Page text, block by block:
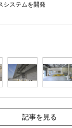
システムを開発
記事を見る